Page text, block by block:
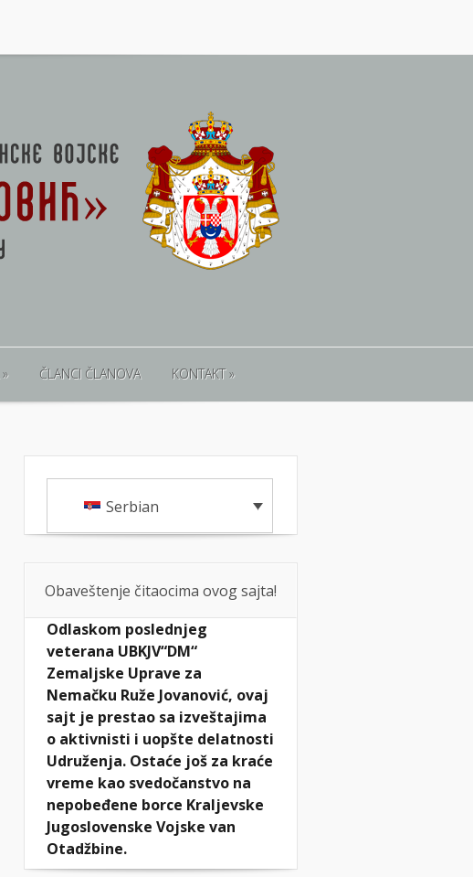
ČLANCI ČLANOVA KONTAKT
Serbian
Obaveštenje čitaocima ovog sajta!
Odlaskom poslednjeg
veterana UBKJV“DM“
Zemaljske Uprave za
Nemačku Ruže Jovanović, ovaj
sajt je prestao sa izveštajima
o aktivnisti i uopšte delatnosti
Udruženja. Ostaće još za kraće
vreme kao svedočanstvo na
nepobeđene borce Kraljevske
Jugoslovenske Vojske van
Otadžbine.